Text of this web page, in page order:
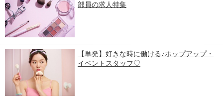
部員の求人特集
【単発】好きな時に働ける♪ポップアップ・
イベントスタッフ♡